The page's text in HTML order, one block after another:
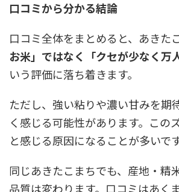
口コミから分かる結論
口コミ全体をまとめると、あきた
お米」ではなく「クセが少なく万
いう評価に落ち着きます。
ただし、強い粘りや濃い甘みを期
く感じる可能性があります。この
と感じる原因になることが多いです
同じあきたこまちでも、産地・精
品質は変わります。口コミはあく